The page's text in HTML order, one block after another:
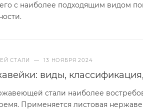
с наиболее подходящим видом
СТАЛИ — 13 НОЯБРЯ 2024
виды,
стали наиболее
Применяется листовая